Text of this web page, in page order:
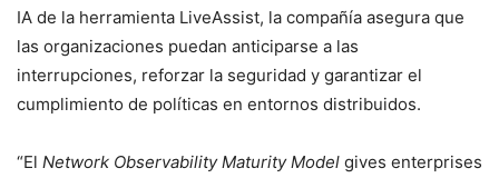
IA de la herramienta LiveAssist, la compañía asegura que
las organizaciones puedan anticiparse a las
interrupciones, reforzar la seguridad y garantizar el
cumplimiento de políticas en entornos distribuidos.
“El Network Observability Maturity Model gives enterprises